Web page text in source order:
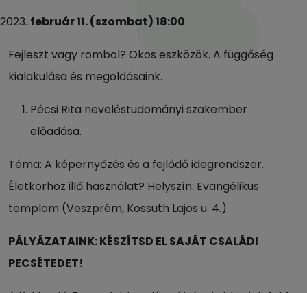
február 11. (szombat) 18:00
Fejleszt vagy rombol? Okos eszközök. A függőség
kialakulása és megoldásaink.
Pécsi Rita neveléstudományi szakember
előadása.
Téma: A képernyőzés és a fejlődő idegrendszer.
Életkorhoz illő használat? Helyszín: Evangélikus
templom (Veszprém, Kossuth Lajos u. 4.)
PÁLYÁZATAINK: KÉSZÍTSD EL SAJÁT CSALÁDI
PECSÉTEDET!